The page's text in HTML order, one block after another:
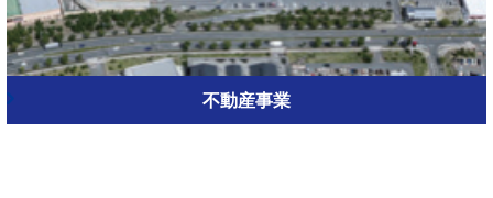
不動産事業